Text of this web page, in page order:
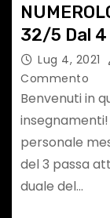
32/5 Dal 4
Lug 4, 2021
Commento
Benvenuti in
personale
del 3 passa
duale del…